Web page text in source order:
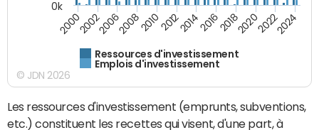
Ressources d'investissement
Emplois d'investissement
200020022006200820102012201420162018202020222024
0k
© JDN 2026
Les ressources d'investissement (emprunts, subventions,
etc.) constituent les recettes qui visent, d'une part, à